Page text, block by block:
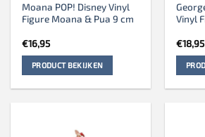
Moana POP! Disney Vinyl
Figure Moana & Pua 9 cm
€16,95
PRODUCT BEKIJKEN
Vinyl
€18,95